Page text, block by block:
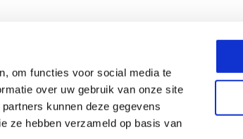
om functies voor social media te
over uw gebruik van onze site
kunnen deze gegevens
ze hebben verzameld op basis van
-RSS-feed